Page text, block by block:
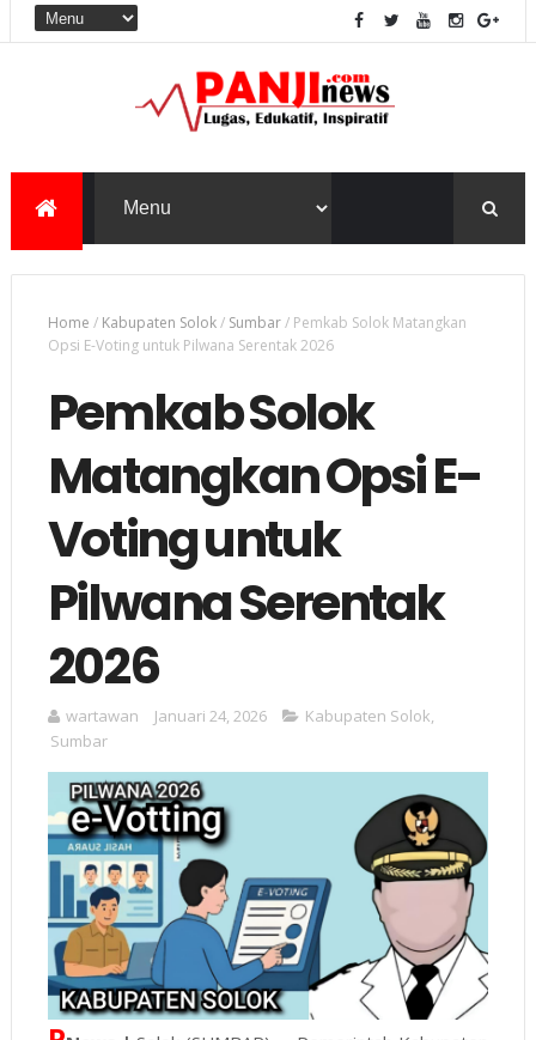
Home / Kabupaten Solok/ Sumbar/ Pemkab Solok Matangkan
Opsi E-Voting untuk Pilwana Serentak 2026
Pemkab Solok
Matangkan Opsi E-
Voting untuk
Pilwana Serentak
2026
wartawan Januari 24, 2026 Kabupaten Solok
Sumbar